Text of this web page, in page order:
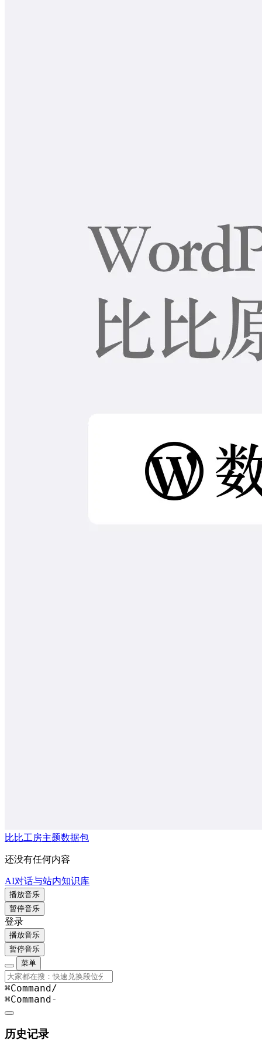
比比工房主题数据包
还没有任何内容
AI对话与站内知识库
播放音乐
暂停音乐
登录
播放音乐
暂停音乐
菜单
⌘Command /
⌘Command -
历史记录